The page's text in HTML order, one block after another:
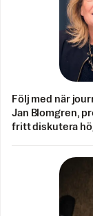
Följ med när
Jan Blomgren,
fritt diskutera